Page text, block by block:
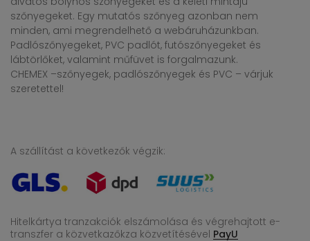
szőnyegeket. Egy mutatós szőnyeg azonban nem
minden, ami megrendelhető a webáruházunkban.
Padlószőnyegeket, PVC padlót, futószőnyegeket és
lábtörlőket, valamint műfüvet is forgalmazunk.
CHEMEX –szőnyegek, padlószőnyegek és PVC – várjuk
szeretettel!
A szállítást a következők végzik:
Hitelkártya tranzakciók elszámolása és végrehajtott e-
transzfer a közvetkazőkza közvetítésével PayU